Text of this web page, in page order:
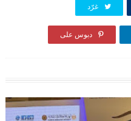
غرّد
دبوس على